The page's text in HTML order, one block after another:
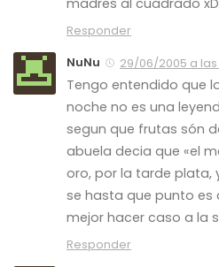
madres al cuadrado
Responder
NuNu
29/06/2005 a las
Tengo entendido que
noche no es una
segun que frutas són
abuela decia que «el
oro, por la tarde plata,
se hasta que punto es
mejor hacer caso a la
Responder